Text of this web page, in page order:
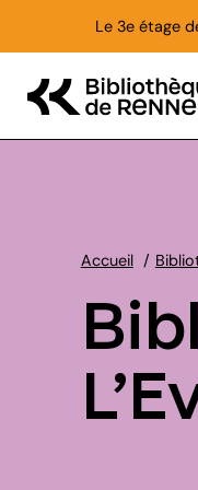
Le 3e étage
Accueil